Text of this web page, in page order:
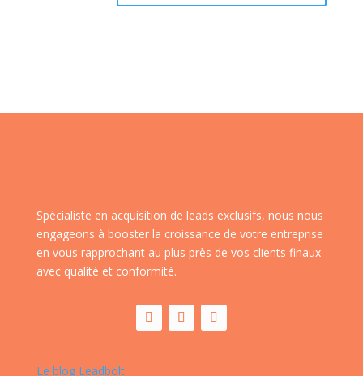
Spécialiste en acquisition de leads exclusifs, nous nous
engageons à booster la croissance de votre entreprise
en vous rapprochant au plus près de vos clients finaux
avec qualité et conformité.
Le blog Leadbolt